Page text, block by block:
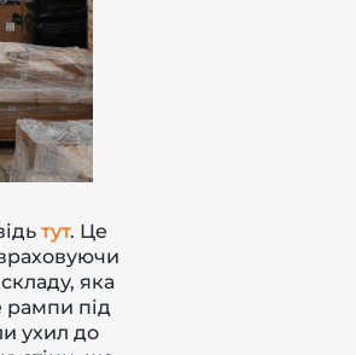
тут. Це
яка
рампи під
ухил до